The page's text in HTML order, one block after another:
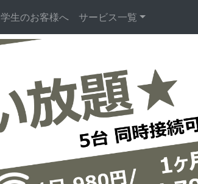
学生のお客様へ サービス一覧